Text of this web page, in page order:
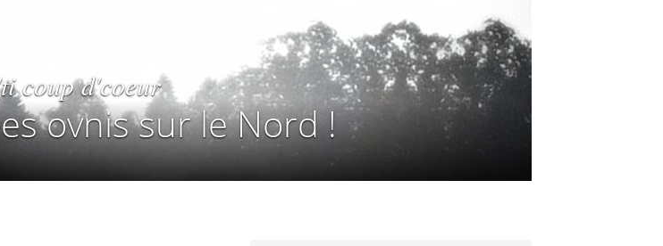
coup d'coeur
ovnis sur le Nord !